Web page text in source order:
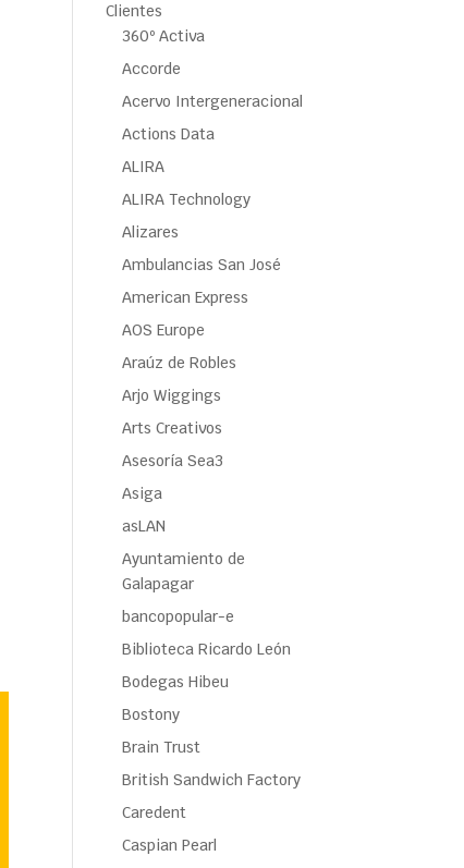
Clientes
360º Activa
Accorde
Acervo Intergeneracional
Actions Data
ALIRA
ALIRA Technology
Alizares
Ambulancias San José
American Express
AOS Europe
Araúz de Robles
Arjo Wiggings
Arts Creativos
Asesoría Sea3
Asiga
asLAN
Ayuntamiento de
Galapagar
bancopopular-e
Biblioteca Ricardo León
Bodegas Hibeu
Bostony
Brain Trust
British Sandwich Factory
Caredent
Caspian Pearl